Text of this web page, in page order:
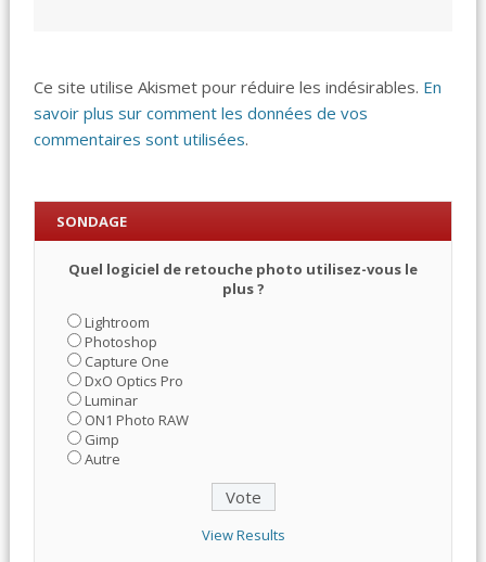
Ce site utilise Akismet pour réduire les indésirables. En
savoir plus sur comment les données de vos
commentaires sont utilisées.
SONDAGE
Quel logiciel de retouche photo utilisez-vous le
plus ?
Lightroom
Photoshop
Capture One
DxO Optics Pro
Luminar
ON1 Photo RAW
Gimp
Autre
View Results